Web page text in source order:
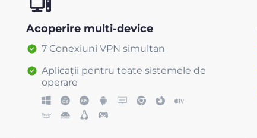
Acoperire multi-device
7 Conexiuni VPN simultan
Aplicații pentru toate sistemele de
operare